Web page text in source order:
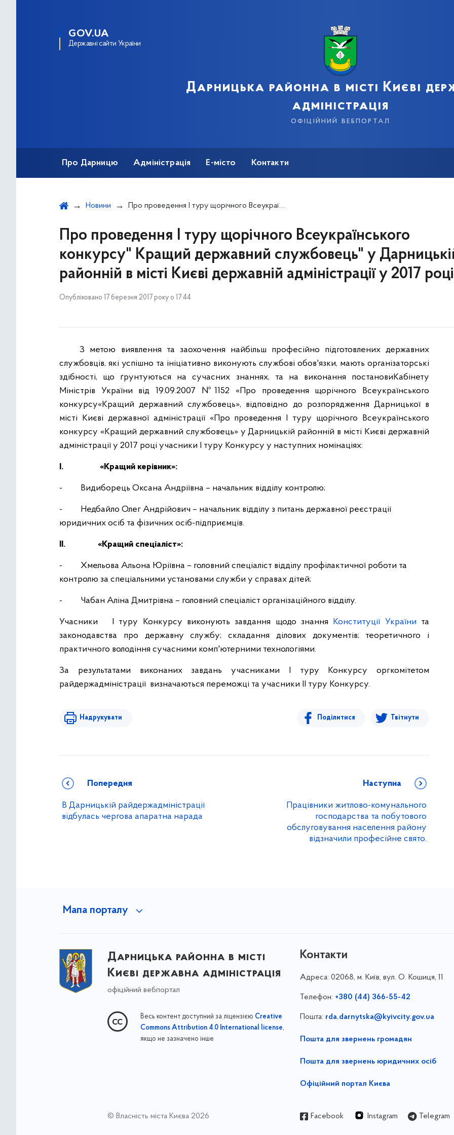
GOV.UA
Державні сайти України
Дарницька районна в місті Києві
адміністрація
офіційний вебпортал
Про Дарницю Адміністрація Е-місто Контакти
Новини Про проведення І туру щорічного Всеукраїнського конкурсу&quot; Кращий державний службовець&quot; у Дарницькій районній в місті Києві державній адміністрації у 2017 році.
Про проведення І туру щорічного Всеукраїнського
конкурсу" Кращий державний службовець" у
районній в місті Києві державній адміністрації у 2017
Опубліковано 17 березня 2017 року о 17:44
З метою виявлення та заохочення найбільш професійно підготовлених державних
службовців, які успішно та ініціативно виконують службові обов'язки, мають організаторські
здібності, що ґрунтуються на сучасних знаннях, та на виконання постановиКабінету
Міністрів України від 19.09.2007 №1152 «Про проведення щорічного Всеукраїнського
конкурсу«Кращий державний службовець», відповідно до розпорядження Дарницької в
місті Києві державної адміністрації «Про проведення І туру щорічного Всеукраїнського
конкурсу «Кращий державний службовець» у Дарницькій районній в місті Києві державній
адміністрації у 2017 році учасники І туру Конкурсу у наступних номінаціях:
I. «Кращий керівник»:
- Видиборець Оксана Андріївна – начальник відділу контролю;
- Недбайло Олег Андрійович – начальник відділу з питань державної реєстрації
юридичних осіб та фізичних осіб-підприємців.
II. «Кращий спеціаліст»:
- Хмельова Альона Юріївна – головний спеціаліст відділу профілактичної роботи та
контролю за спеціальними установами служби у справах дітей;
- Чабан Аліна Дмитрівна – головний спеціаліст організаційного відділу.
Учасники І туру Конкурсу виконують завдання щодо знання Конституції України та
законодавства про державну службу; складання ділових документів; теоретичного і
практичного володіння сучасними комп'ютерними технологіями.
За результатами виконаних завдань учасниками І туру Конкурсу оргкомітетом
райдержадміністрації визначаються переможці та учасники ІІ туру Конкурсу.
Надрукувати Поділитися Твітнути
Попередня
В Дарницькій райдержадміністрації
відбулась чергова апаратна нарада
Наступна
Працівники житлово-комунального
господарства та побутового
обслуговування населення району
відзначили професійне свято.
Мапа порталу
Дарницька районна в місті
Києві державна адміністрація
офіційний вебпортал
Весь контент доступний за ліцензією Creative
Commons Attribution 4.0 International license,
якщо не зазначено інше
Контакти
Адреса: 02068, м. Київ, вул. О. Кошиця, 11
Телефон: +380 (44) 366-55-42
Пошта: rda.darnytska@kyivcity.gov.ua
Пошта для звернень громадян
Пошта для звернень юридичних осіб
Офіційний портал Києва
© Власність міста Києва 2026 Facebook Instagram Telegram